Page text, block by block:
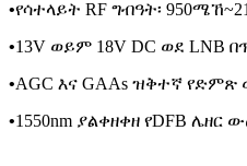
•የሳተላይት RF ግብዓት፡
•13V ወይም 18V DC ወደ LNB
•AGC እና GAAs ዝቅተኛ የድምጽ
•1550nm ያልቀዘቀዘ የDFB ሌዘር